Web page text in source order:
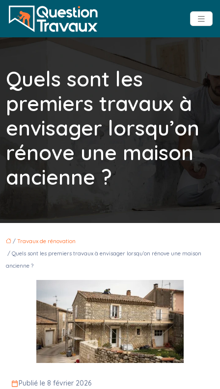
Quels sont les
premiers travaux à
envisager lorsqu’on
rénove une maison
ancienne ?
/ Travaux de rénovation
/ Quels sont les premiers travaux à envisager lorsqu’on rénove une maison
ancienne ?
Publié le 8 février 2026